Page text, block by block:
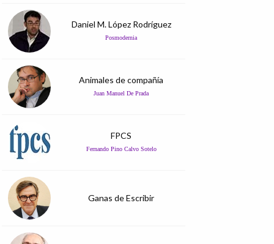
Daniel M. López Rodríguez
Posmodernia
Animales de compañía
Juan Manuel De Prada
FPCS
Fernando Pino Calvo Sotelo
Ganas de Escribir